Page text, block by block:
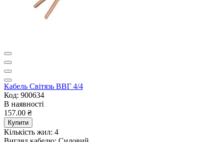
Кабель Світязь ВВГ 4/4
Код: 900634
В наявності
157.00 ₴
Купити
Кількість жил: 4